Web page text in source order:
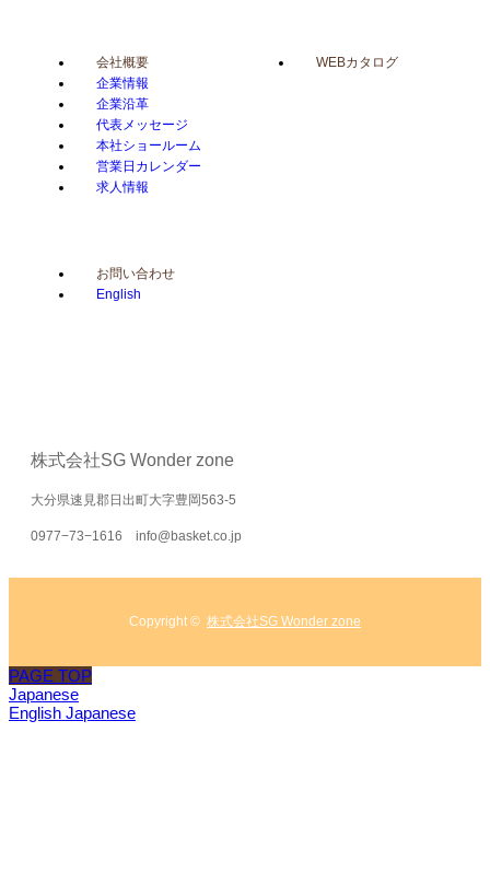
会社概要
企業情報
企業沿革
代表メッセージ
本社ショールーム
営業日カレンダー
求人情報
WEBカタログ
お問い合わせ
English
株式会社SG Wonder zone
大分県速見郡日出町大字豊岡563-5
0977−73−1616 info@basket.co.jp
Copyright © 株式会社SG Wonder zone
PAGE TOP
Japanese
English Japanese